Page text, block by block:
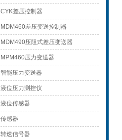
CYK差压控制器
MDM460差压变送控制器
MDM490压阻式差压变送器
MPM460压力变送器
智能压力变送器
液位压力测控仪
液位传感器
传感器
转速信号器